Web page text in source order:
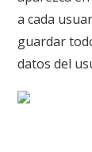
a cada
guardar
datos del